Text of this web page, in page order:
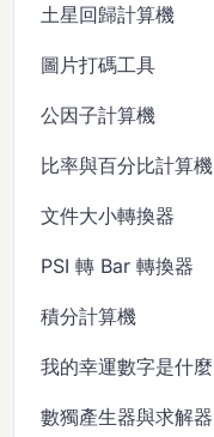
土星回歸計算機
圖片打碼工具
公因子計算機
比率與百分比計算機
文件大小轉換器
PSI 轉 Bar 轉換器
積分計算機
我的幸運數字是什麼
數獨產生器與求解器